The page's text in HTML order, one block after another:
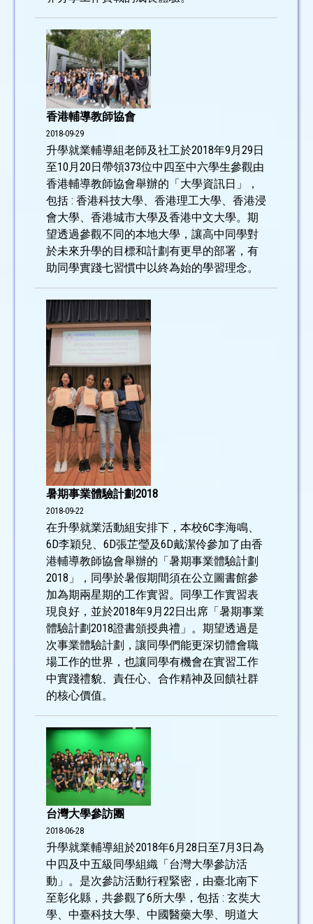
香港輔導教師協會
2018-09-29
升學就業輔導組老師及社工於2018年9月29日
至10月20日帶領373位中四至中六學生參觀由
香港輔導教師協會舉辦的「大學資訊日」，
包括 : 香港科技大學、香港理工大學、香港浸
會大學、香港城市大學及香港中文大學。期
望透過參觀不同的本地大學，讓高中同學對
於未來升學的目標和計劃有更早的部署，有
助同學實踐七習慣中以終為始的學習理念。
暑期事業體驗計劃2018
2018-09-22
在升學就業活動組安排下，本校6C李海鳴、
6D李穎兒、6D張芷瑩及6D戴潔伶參加了由香
港輔導教師協會舉辦的「暑期事業體驗計劃
2018」，同學於暑假期間須在公立圖書館參
加為期兩星期的工作實習。同學工作實習表
現良好，並於2018年9月22日出席「暑期事業
體驗計劃2018證書頒授典禮」。期望透過是
次事業體驗計劃，讓同學們能更深切體會職
場工作的世界，也讓同學有機會在實習工作
中實踐禮貌、責任心、合作精神及回饋社群
的核心價值。
台灣大學參訪團
2018-06-28
升學就業輔導組於2018年6月28日至7月3日為
中四及中五級同學組織「台灣大學參訪活
動」。是次參訪活動行程緊密，由臺北南下
至彰化縣，共參觀了6所大學，包括 : 玄奘大
學、中臺科技大學、中國醫藥大學、明道大